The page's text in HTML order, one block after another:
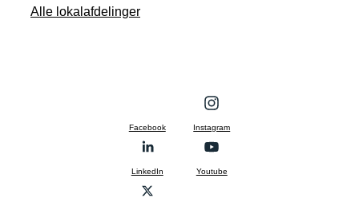
Alle lokalafdelinger
Facebook Instagram
LinkedIn Youtube